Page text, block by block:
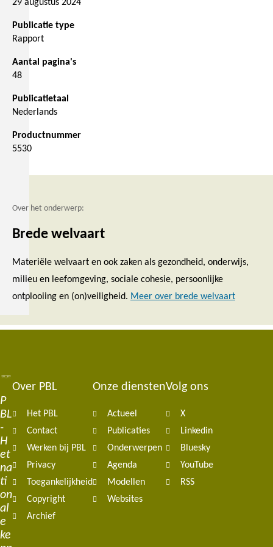
29 augustus 2024
Publicatie type
Rapport
Aantal pagina's
48
Publicatietaal
Nederlands
Productnummer
5530
Over het onderwerp:
Brede welvaart
Materiële welvaart en ook zaken als gezondheid, onderwijs,
milieu en leefomgeving, sociale cohesie, persoonlijke
ontplooiing en (on)veiligheid. Meer over brede welvaart
P
BL
-
H
et
na
ti
on
al
e
ke
Footer
navigation
Over PBL
Het PBL
Contact
Werken bij PBL
Privacy
Toegankelijkheid
Copyright
Archief
Onze diensten
Actueel
Publicaties
Onderwerpen
Agenda
Modellen
Websites
Volg ons
X
Linkedin
Bluesky
YouTube
RSS